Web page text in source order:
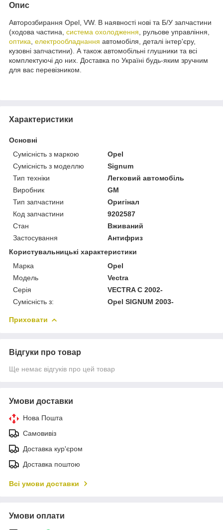
Опис
Авторозбирання Opel, VW. В наявності нові та Б/У запчастини
(ходова частина, система охолодження , рульове управління,
оптика електрообладнання автомобіля, деталі інтер'єру,
кузовні запчастини). А також автомобільні глушники та всі
комплектуючі до них. Доставка по Україні будь-яким зручним
для вас перевізником.
Характеристики
Основні
Сумісність з маркою
Opel
Сумісність з моделлю
Signum
Тип техніки
Легковий автомобіль
Виробник
GM
Тип запчастини
Оригінал
Код запчастини
9202587
Стан
Вживаний
Застосування
Антифриз
Користувальницькі характеристики
Марка
Opel
Модель
Vectra
Серія
VECTRA C 2002-
Сумісність з:
Opel SIGNUM 2003-
Приховати
Відгуки про товар
Ще немає відгуків про цей товар
Умови доставки
Нова Пошта
Самовивіз
Доставка кур'єром
Доставка поштою
Всі умови доставки
Умови оплати